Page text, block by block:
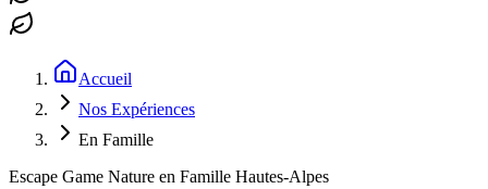
Accueil
Nos Expériences
En Famille
Escape Game Nature en Famille Hautes-Alpes